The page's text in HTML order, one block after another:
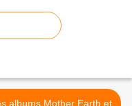
albums Mother Earth et